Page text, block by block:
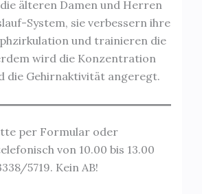
älteren Damen und Herren
System, sie verbessern ihre
und trainieren die
wird die Konzentration
die Gehirnaktivität angeregt.
per Formular oder
von 10.00 bis 13.00
5719. Kein AB!